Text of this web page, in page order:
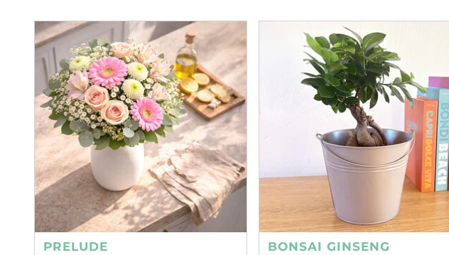
PRELUDE BONSAI GINSENG